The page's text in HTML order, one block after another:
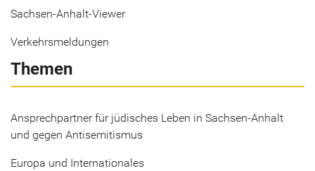
Sachsen-Anhalt-Viewer
Verkehrsmeldungen
Themen
Ansprechpartner für jüdisches Leben in Sachsen-Anhalt
und gegen Antisemitismus
Europa und Internationales